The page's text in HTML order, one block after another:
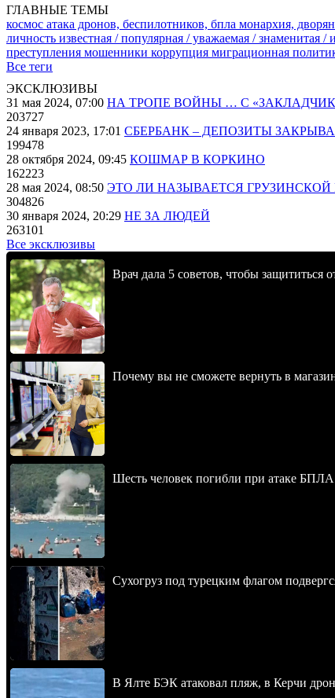
ГЛАВНЫЕ ТЕМЫ
космос атака дронов, беспилотников, бпла монархия,
личность известная / популярная / уважаемая / знаменитая /
преступления мошенники коррупция миграционная
Все теги
ЭКСКЛЮЗИВЫ
31 мая 2024, 07:00 НА ТРОПЕ ВОЙНЫ … С
203727
24 января 2023, 17:01 СБЕРБАНК – ДЕПОЗИТЫ
199478
28 октября 2024, 09:45 КОШМАР В КОРКИНО
162223
28 мая 2024, 08:50 ЭТО ЛИ НАЗЫВАЕТСЯ ГРУЗИНСКОЙ
304826
30 января 2024, 20:29 НЕ ЗА ЛЮДЕЙ
263101
Все эксклюзивы
Врач дала 5 советов, чтобы защититься
Почему вы не сможете вернуть в
Шесть человек погибли при атаке
Сухогруз под турецким флагом
В Ялте БЭК атаковал пляж, в Керчи